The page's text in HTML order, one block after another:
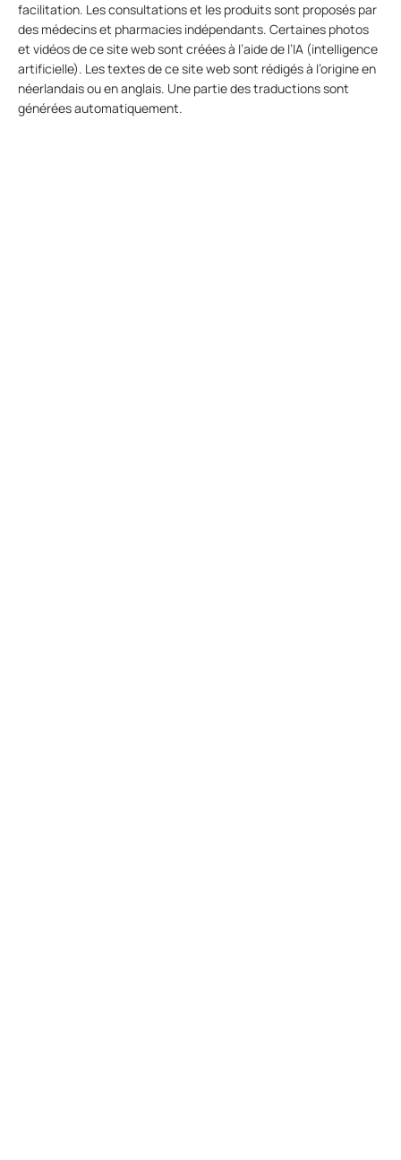
facilitation. Les consultations et les produits sont proposés par
des médecins et pharmacies indépendants. Certaines photos
et vidéos de ce site web sont créées à l’aide de l’IA (intelligence
artificielle). Les textes de ce site web sont rédigés à l’origine en
néerlandais ou en anglais. Une partie des traductions sont
générées automatiquement.